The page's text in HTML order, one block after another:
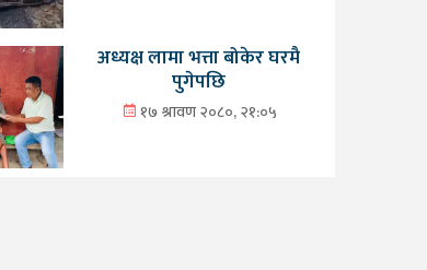
अध्यक्ष लामा भत्ता बोकेर घरमै
पुगेपछि
१७ श्रावण २०८०, २१:०५